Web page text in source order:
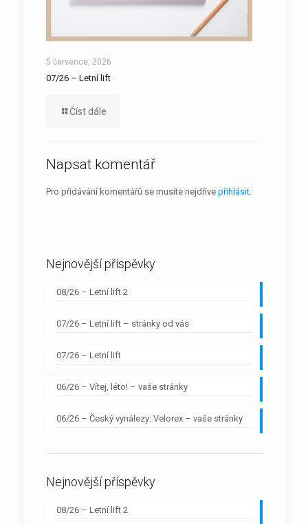
5 července, 2026
07/26 – Letní lift
Číst dále
Napsat komentář
Pro přidávání komentářů se musíte nejdříve přihlásit.
Nejnovější příspěvky
08/26 – Letní lift 2
07/26 – Letní lift – stránky od vás
07/26 – Letní lift
06/26 – Vítej, léto! – vaše stránky
06/26 – Český vynálezy: Velorex – vaše stránky
Nejnovější příspěvky
08/26 – Letní lift 2